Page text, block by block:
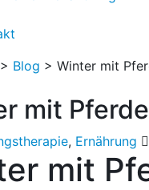
> Blog > Winter mit
mit
, Ernährung
mit